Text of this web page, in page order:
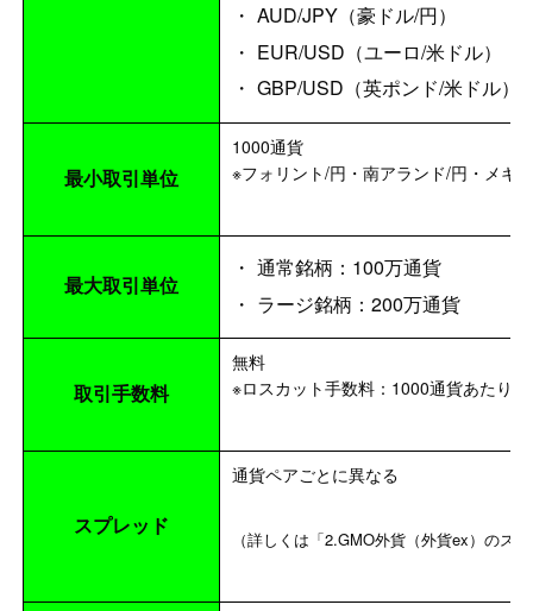
AUD/JPY（豪ドル/円）
EUR/USD（ユーロ/米ドル）
GBP/USD（英ポンド/米ドル）
最小取引単位
1000通貨
※フォリント/円・南アランド/円・メキ
最大取引単位
通常銘柄：100万通貨
ラージ銘柄：200万通貨
取引手数料
無料
※ロスカット手数料：1000通貨あたり
スプレッド
通貨ペアごとに異なる
（詳しくは「2.GMO外貨（外貨ex）のス